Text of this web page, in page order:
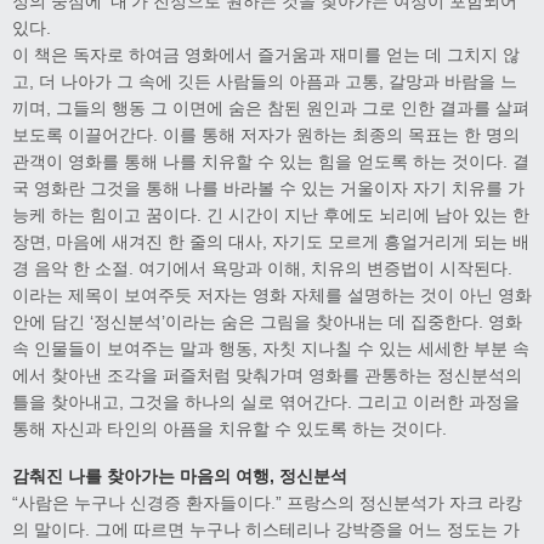
있다.
이 책은 독자로 하여금 영화에서 즐거움과 재미를 얻는 데 그치지 않
고, 더 나아가 그 속에 깃든 사람들의 아픔과 고통, 갈망과 바람을 느
끼며, 그들의 행동 그 이면에 숨은 참된 원인과 그로 인한 결과를 살펴
보도록 이끌어간다. 이를 통해 저자가 원하는 최종의 목표는 한 명의
관객이 영화를 통해 나를 치유할 수 있는 힘을 얻도록 하는 것이다. 결
국 영화란 그것을 통해 나를 바라볼 수 있는 거울이자 자기 치유를 가
능케 하는 힘이고 꿈이다. 긴 시간이 지난 후에도 뇌리에 남아 있는 한
장면, 마음에 새겨진 한 줄의 대사, 자기도 모르게 흥얼거리게 되는 배
경 음악 한 소절. 여기에서 욕망과 이해, 치유의 변증법이 시작된다.
이라는 제목이 보여주듯 저자는 영화 자체를 설명하는 것이 아닌 영화
안에 담긴 ‘정신분석’이라는 숨은 그림을 찾아내는 데 집중한다. 영화
속 인물들이 보여주는 말과 행동, 자칫 지나칠 수 있는 세세한 부분 속
에서 찾아낸 조각을 퍼즐처럼 맞춰가며 영화를 관통하는 정신분석의
틀을 찾아내고, 그것을 하나의 실로 엮어간다. 그리고 이러한 과정을
통해 자신과 타인의 아픔을 치유할 수 있도록 하는 것이다.
감춰진 나를 찾아가는 마음의 여행, 정신분석
“사람은 누구나 신경증 환자들이다.” 프랑스의 정신분석가 자크 라캉
의 말이다. 그에 따르면 누구나 히스테리나 강박증을 어느 정도는 가